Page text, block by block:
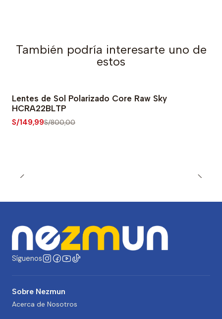
También podría interesarte uno de
estos
-81% OFF
Lentes de Sol Polarizado Core Raw Sky
HCRA22BLTP
S/149,99S/800,00
Síguenos
Sobre Nezmun
Acerca de Nosotros